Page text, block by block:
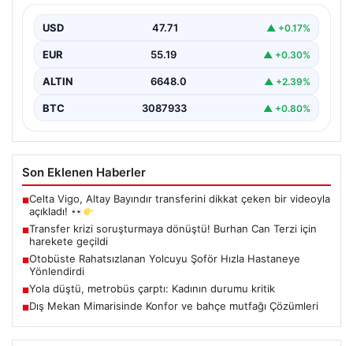
USD 47.71 ▲ +0.17%
EUR 55.19 ▲ +0.30%
ALTIN 6648.0 ▲ +2.39%
BTC 3087933 ▲ +0.80%
Son Eklenen Haberler
■Celta Vigo, Altay Bayındır transferini dikkat çeken bir videoyla
açıkladı!
■Transfer krizi soruşturmaya dönüştü! Burhan Can Terzi için
harekete geçildi
■Otobüste Rahatsızlanan Yolcuyu Şoför Hızla Hastaneye
Yönlendirdi
■Yola düştü, metrobüs çarptı: Kadının durumu kritik
■Dış Mekan Mimarisinde Konfor ve bahçe mutfağı Çözümleri